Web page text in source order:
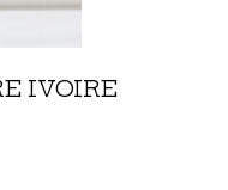
IVOIRE